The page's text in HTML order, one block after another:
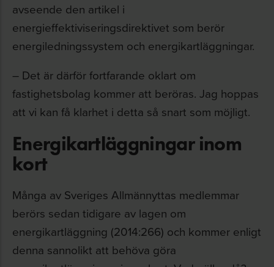
avseende den artikel i
energieffektiviseringsdirektivet som berör
energiledningssystem och energikartläggningar.
– Det är därför fortfarande oklart om
fastighetsbolag kommer att beröras. Jag hoppas
att vi kan få klarhet i detta så snart som möjligt.
Energikartläggningar inom
kort
Många av Sveriges Allmännyttas medlemmar
berörs sedan tidigare av lagen om
energikartläggning (2014:266) och kommer enligt
denna sannolikt att behöva göra